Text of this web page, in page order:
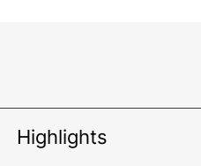
Highlights